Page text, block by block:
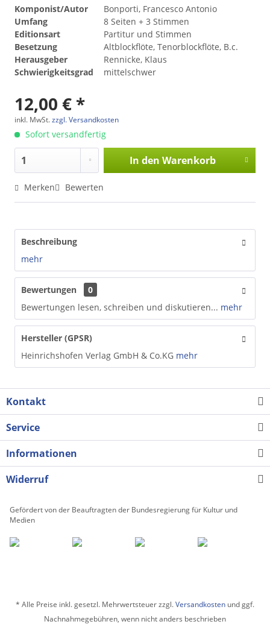
Komponist/Autor
Bonporti, Francesco Antonio
Umfang
8 Seiten + 3 Stimmen
Editionsart
Partitur und Stimmen
Besetzung
Altblockflöte, Tenorblockflöte, B.c.
Herausgeber
Rennicke, Klaus
Schwierigkeitsgrad
mittelschwer
12,00 € *
inkl. MwSt.zzgl. Versandkosten
Sofort versandfertig
In den Warenkorb
Merken Bewerten
Beschreibung
mehr
Bewertungen
0
Bewertungen lesen, schreiben und diskutieren... mehr
Hersteller (GPSR)
Heinrichshofen Verlag GmbH & Co.KG mehr
Kontakt
Service
Informationen
Widerruf
Gefördert von der Beauftragten der Bundesregierung für Kultur und
Medien
* Alle Preise inkl. gesetzl. Mehrwertsteuer zzgl.Versandkosten und ggf.
Nachnahmegebühren, wenn nicht anders beschrieben